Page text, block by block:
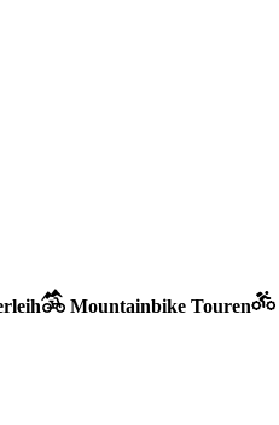
Mountainbike Touren